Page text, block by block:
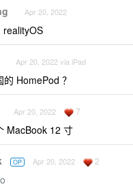
Apr 20, 2022
realityOS
Apr 20, 2022 via iPad
HomePod ？
Apr 20, 2022 7
MacBook 12 寸
OP Apr 20, 2022 2